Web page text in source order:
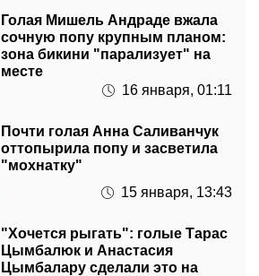
Голая Мишель Андраде вжала
сочную попу крупным планом:
зона бикини "парализует" на
месте
16 января, 01:11
Почти голая Анна Саливанчук
оттопырила попу и засветила
"мохнатку"
15 января, 13:43
"Хочется рыгать": голые Тарас
Цымбалюк и Анастасия
Цымбалару сделали это на